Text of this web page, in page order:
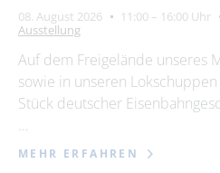
08. August 2026 11:00 – 16:00 Uhr
Ausstellung
Auf dem Freigelände unseres
sowie in unseren
Stück deutscher
…
MEHR ERFAHREN